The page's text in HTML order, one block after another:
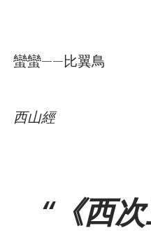
蠻蠻——比翼鳥
西山經
《西